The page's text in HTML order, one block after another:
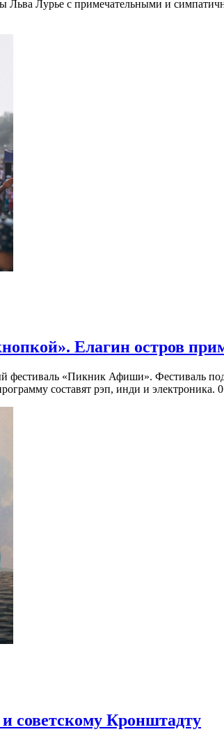
Льва Лурье с примечательными и
Елагин остров
«Пикник Афиши». Фестиваль
составят рэп, инди и электроника.
советскому Кронштадту